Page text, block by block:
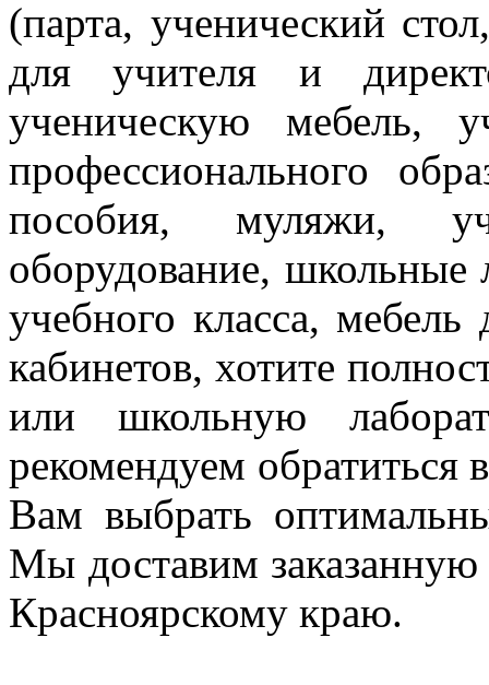
(парта, ученический
для учителя и
ученическую мебель,
профессионального
пособия, муляжи,
оборудование, школьные
учебного класса,
кабинетов, хотите
или школьную
рекомендуем
Вам выбрать
Мы доставим
Красноярскому краю.